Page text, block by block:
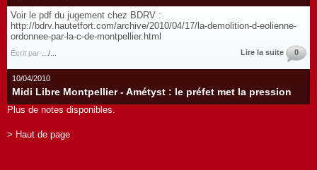
Voir le pdf du jugement chez BDRV :
http://bdrv.hautetfort.com/archive/2010/04/17/la-demolition-d-eolienne-
ordonnee-par-la-c-de-montpellier.html
Écrit par .../... Lire la suite 0
10/04/2010
Midi Libre Montpellier - Amétyst : le préfet met la pression
Plus de notes disponibles.
> Haut de page